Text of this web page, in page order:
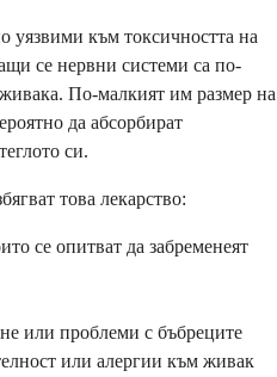
уязвими към токсичността на
се нервни системи са по-
По-малкият им размер на
да абсорбират
си.
това лекарство:
се опитват да забременеят
или проблеми с бъбреците
или алергии към живак